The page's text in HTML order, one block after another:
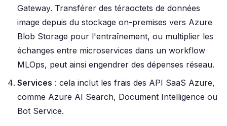
Gateway. Transférer des téraoctets de données
image depuis du stockage on-premises vers Azure
Blob Storage pour l'entraînement, ou multiplier les
échanges entre microservices dans un workflow
MLOps, peut ainsi engendrer des dépenses réseau.
Services : cela inclut les frais des API SaaS Azure,
comme Azure AI Search, Document Intelligence ou
Bot Service.